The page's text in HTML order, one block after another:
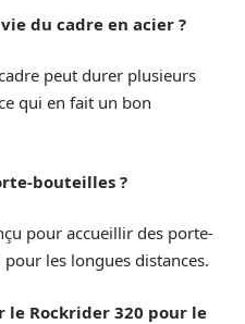
du cadre en acier ?
peut durer plusieurs
qui en fait un bon
bouteilles ?
pour accueillir des porte-
les longues distances.
le Rockrider 320 pour le